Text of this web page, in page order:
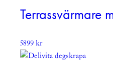
Terrassvärmare
5899kr